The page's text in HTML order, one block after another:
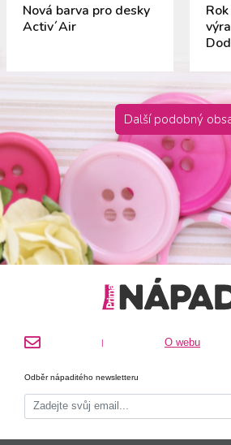
Nová barva pro desky
Activ´Air
Další podobný
| O webu
Odběr nápaditého newsletteru